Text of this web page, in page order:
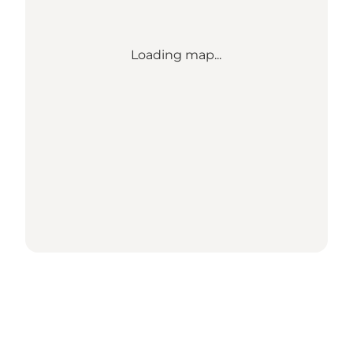
Loading map...